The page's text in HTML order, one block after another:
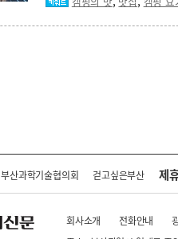
부산과학기술협의회 걷고싶은부산 제
회사소개 전화안내